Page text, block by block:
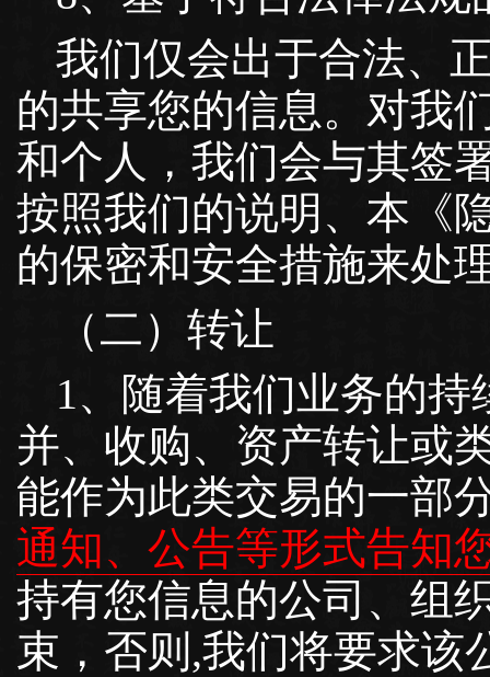
我们仅会出于合法、
的共享您的信息。对我
和个人，我们会与其签
按照我们的说明、本《
的保密和安全措施来处
（二）转让
1、随着我们业务的
并、收购、资产转让或
能作为此类交易的一部
通知、公告等形式告知
持有您信息的公司、组
束，否则,我们将要求该